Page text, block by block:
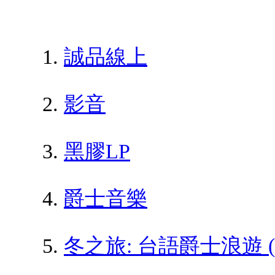
誠品線上
影音
黑膠LP
爵士音樂
冬之旅: 台語爵士浪遊